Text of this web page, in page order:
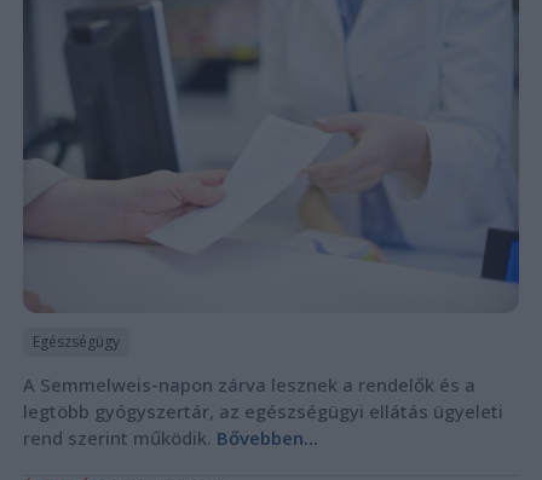
Egészségügy
A Semmelweis-napon zárva lesznek a rendelők és a
legtöbb gyógyszertár, az egészségügyi ellátás ügyeleti
rend szerint működik. Bővebben...